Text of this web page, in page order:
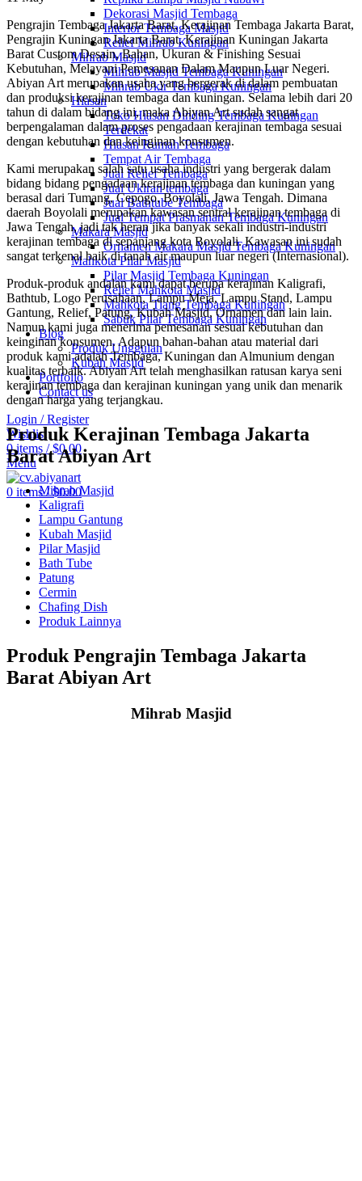
Dekorasi Masjid Tembaga
Interior Tembaga Masjid
Relief Mihrab Kuningan
Mihrab Masjid
Mihrab Masjid Tembaga Kuningan
Mihrab Ukir Tembaga Kuningan
Hiasan
Toko Hiasan Dinding Tembaga Kuningan
Terdekat
Hiasan Rumah Tembaga
Tempat Air Tembaga
Jual Relief Tembaga
Jual Ukiran tembaga
Jual Bathtube Tembaga
Jual Tempat Prasmanan Tembaga Kuningan
Makara Masjid
Ornamen Makara Masjid Tembaga Kuningan
Mahkota Pilar Masjid
Pilar Masjid Tembaga Kuningan
Relief Mahkota Masjid
Mahkota Tiang Tembaga Kuningan
Sabuk Pilar Tembaga Kuningan
Blog
Produk Unggulan
Kubah Masjid
Portfolio
Contact us
Login / Register
Wishlist
0items / $0.00
Menu
0 items / $0.00
Pengrajin Tembaga Jakarta Barat, Kerajinan Tembaga Jakarta Barat,
Pengrajin Kuningan Jakarta Barat, Kerajinan Kuningan Jakarta
Barat Custom Desain, Bahan, Ukuran & Finishing Sesuai
Kebutuhan, Melayani Pemesanan Dalam Maupun Luar Negeri.
Abiyan Art merupakan usaha yang bergerak di dalam pembuatan
dan produksi kerajinan tembaga dan kuningan. Selama lebih dari 20
tahun di dalam bidang ini, maka Abiyan Art sudah sangat
berpengalaman dalam proses pengadaan kerajinan tembaga sesuai
dengan kebutuhan dan keinginan konsumen.
Kami merupakan salah satu usaha industri yang bergerak dalam
bidang bidang pengadaan kerajinan tembaga dan kuningan yang
berasal dari Tumang, Cepogo, Boyolali, Jawa Tengah. Dimana
daerah Boyolali merupakan kawasan sentral kerajinan tembaga di
Jawa Tengah, jadi tak heran jika banyak sekali industri-industri
kerajinan tembaga di sepanjang kota Boyolali. Kawasan ini sudah
sangat terkenal baik di tanah air maupun luar negeri (Internasional).
Produk-produk andalan kami dapat berupa kerajinan Kaligrafi,
Bathtub, Logo Perusahaan, Lampu Meja, Lampu Stand, Lampu
Gantung, Relief, Patung, Kubah Masjid, Ornamen dan lain lain.
Namun kami juga menerima pemesanan sesuai kebutuhan dan
keinginan konsumen. Adapun bahan-bahan atau material dari
produk kami adalah Tembaga, Kuningan dan Almunium dengan
kualitas terbaik. Abiyan Art telah menghasilkan ratusan karya seni
kerajinan tembaga dan kerajinan kuningan yang unik dan menarik
dengan harga yang terjangkau.
Produk Kerajinan Tembaga Jakarta
Barat Abiyan Art
Mihrab Masjid
Kaligrafi
Lampu Gantung
Kubah Masjid
Pilar Masjid
Bath Tube
Patung
Cermin
Chafing Dish
Produk Lainnya
Produk Pengrajin Tembaga Jakarta
Barat Abiyan Art
Mihrab Masjid